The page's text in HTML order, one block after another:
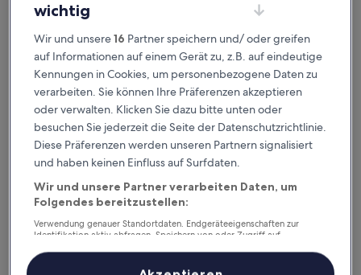
Kostenlose Stornierung bei
Planänderungen
Verdiene Prämien für jede
wahrgenommene Übernachtung
Mehr sparen mit Preisen für Mitglieder
Überprüfe die Preise für diese Daten
Heute
Morgen
wichtig
Wir und unsere16 Partner speichern und/ oder greifen
auf Informationen auf einem Gerät zu, z.B. auf eindeutige
Kennungen in Cookies, um personenbezogene Daten zu
verarbeiten. Sie können Ihre Präferenzen akzeptieren
oder verwalten. Klicken Sie dazu bitte unten oder
besuchen Sie jederzeit die Seite der Datenschutzrichtlinie.
Diese Präferenzen werden unseren Partnern signalisiert
und haben keinen Einfluss auf Surfdaten.
Wir und unsere Partner verarbeiten Daten, um
Folgendes bereitzustellen:
Verwendung genauer Standortdaten. Endgeräteeigenschaften zur
Identifikation aktiv abfragen. Speichern von oder Zugriff auf
Inhalte, Messung von Werbeleistung und der Performance von Inhalten,
Zielgruppenforschung sowie Entwicklung und Verbesserung von